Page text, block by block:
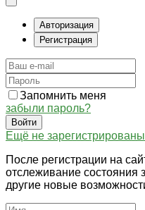
Авторизация
Регистрация
Запомнить меня
забыли пароль?
Войти
Ещё не
После регистрации на
отслеживание состояния
другие новые